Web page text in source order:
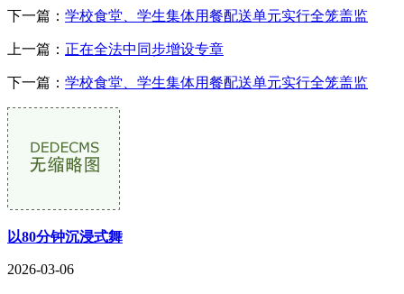
下一篇： 学校食堂、学生集体用餐配送单元实行全笼盖监
上一篇： 正在全法中同步增设专章
下一篇： 学校食堂、学生集体用餐配送单元实行全笼盖监
以80分钟沉浸式舞
2026-03-06